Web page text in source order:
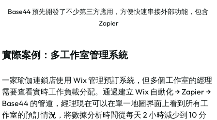
Base44 預先開發了不少第三方應用，方便快速串接外部功能，包含
Zapier
實際案例：多工作室管理系統
一家瑜伽連鎖店使用 Wix 管理預訂系統，但多個工作室的經理
需要查看實時工作負載分配。通過建立 Wix 自動化 → Zapier →
Base44 的管道，經理現在可以在單一地圖界面上看到所有工
作室的預訂情況，將數據分析時間從每天 2 小時減少到 10 分